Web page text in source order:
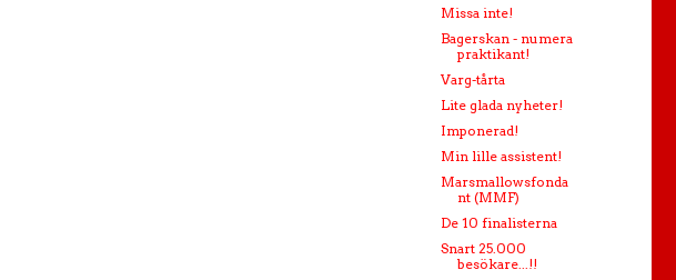
Missa inte!
Bagerskan - numera
praktikant!
Varg-tårta
Lite glada nyheter!
Imponerad!
Min lille assistent!
Marsmallowsfonda
nt (MMF)
De 10 finalisterna
Snart 25.000
besökare...!!